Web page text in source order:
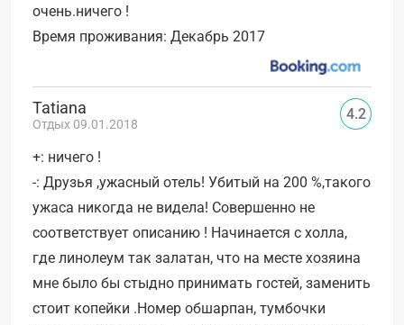
очень.ничего !
Время проживания: Декабрь 2017
Tatiana
Отдых 09.01.2018
+: ничего !
-: Друзья ,ужасный отель! Убитый на 200 %,такого
ужаса никогда не видела! Совершенно не
соответствует описанию ! Начинается с холла,
где линолеум так залатан, что на месте хозяина
мне было бы стыдно принимать гостей, заменить
стоит копейки .Номер обшарпан, тумбочки
4.2